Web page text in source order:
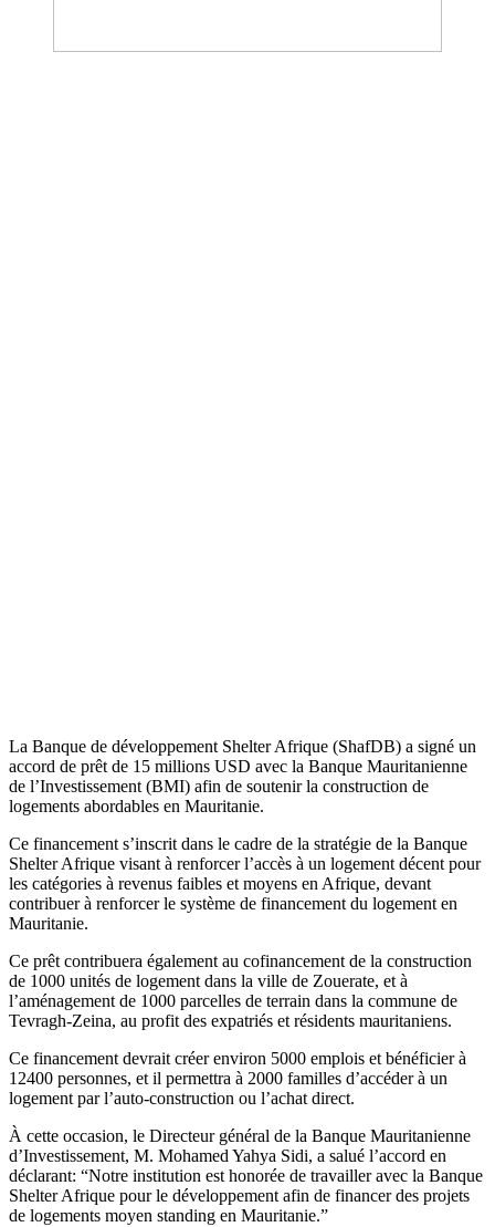
La Banque de développement Shelter Afrique (ShafDB) a signé un
accord de prêt de 15 millions USD avec la Banque Mauritanienne
de l’Investissement (BMI) afin de soutenir la construction de
logements abordables en Mauritanie.
Ce financement s’inscrit dans le cadre de la stratégie de la Banque
Shelter Afrique visant à renforcer l’accès à un logement décent pour
les catégories à revenus faibles et moyens en Afrique, devant
contribuer à renforcer le système de financement du logement en
Mauritanie.
Ce prêt contribuera également au cofinancement de la construction
de 1000 unités de logement dans la ville de Zouerate, et à
l’aménagement de 1000 parcelles de terrain dans la commune de
Tevragh-Zeina, au profit des expatriés et résidents mauritaniens.
Ce financement devrait créer environ 5000 emplois et bénéficier à
12400 personnes, et il permettra à 2000 familles d’accéder à un
logement par l’auto-construction ou l’achat direct.
À cette occasion, le Directeur général de la Banque Mauritanienne
d’Investissement, M. Mohamed Yahya Sidi, a salué l’accord en
déclarant: “Notre institution est honorée de travailler avec la Banque
Shelter Afrique pour le développement afin de financer des projets
de logements moyen standing en Mauritanie.”